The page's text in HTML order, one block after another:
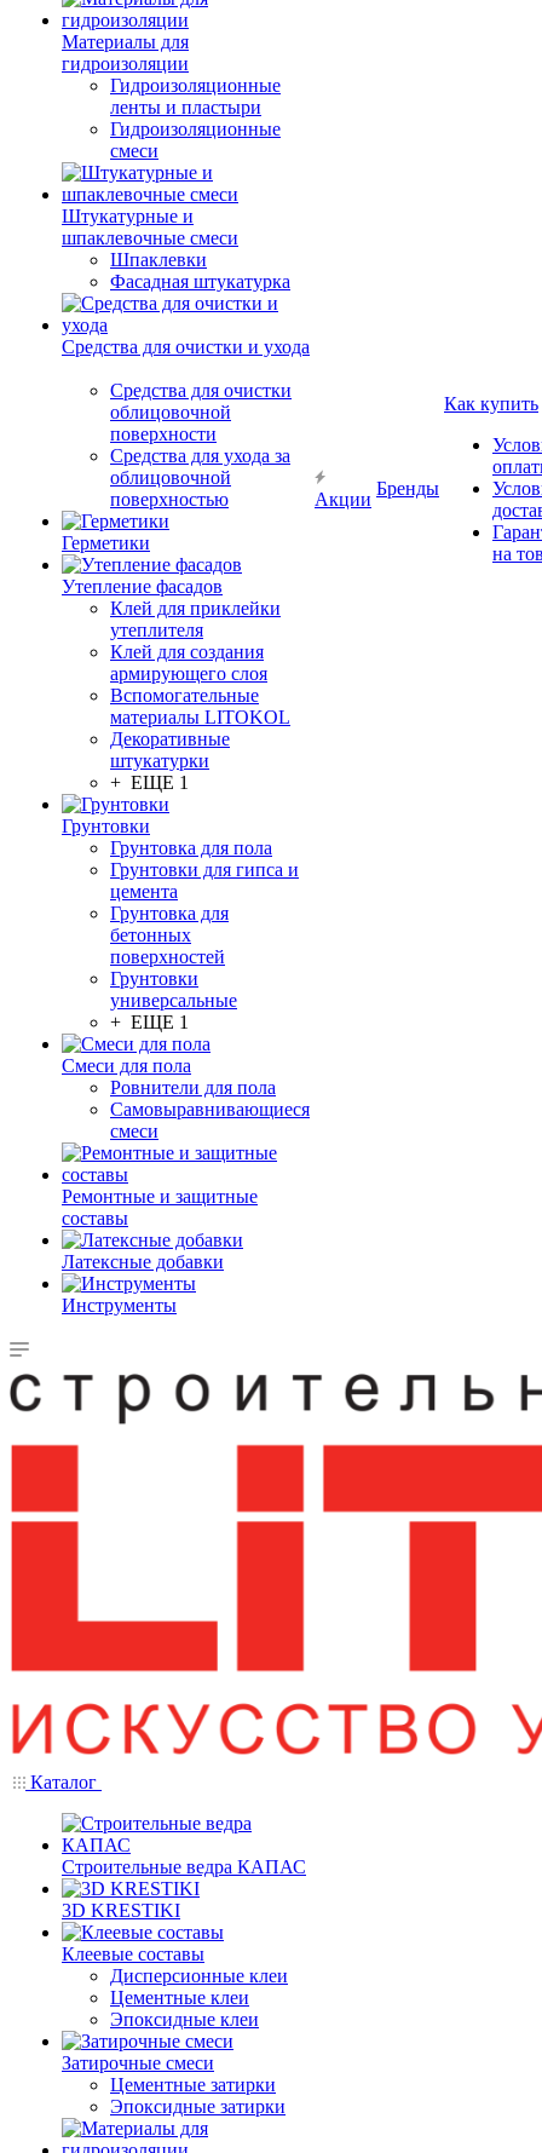
Материалы для
гидроизоляции
Гидроизоляционные
ленты и пластыри
Гидроизоляционные
смеси
Штукатурные и
шпаклевочные смеси
Шпаклевки
Фасадная штукатурка
Средства для очистки и ухода
Средства для очистки
облицовочной
поверхности
Средства для ухода за
облицовочной
поверхностью
Герметики
Утепление фасадов
Клей для приклейки
утеплителя
Клей для создания
армирующего слоя
Вспомогательные
материалы LITOKOL
Декоративные
штукатурки
+ ЕЩЕ 1
Грунтовки
Грунтовка для пола
Грунтовки для гипса и
цемента
Грунтовка для
бетонных
поверхностей
Грунтовки
универсальные
+ ЕЩЕ 1
Смеси для пола
Ровнители для пола
Самовыравнивающиеся
смеси
Ремонтные и защитные
составы
Латексные добавки
Инструменты
Акции
Бренды
Как купить
на
Каталог
Строительные ведра КАПАС
3D KRESTIKI
Клеевые составы
Дисперсионные клеи
Цементные клеи
Эпоксидные клеи
Затирочные смеси
Цементные затирки
Эпоксидные затирки